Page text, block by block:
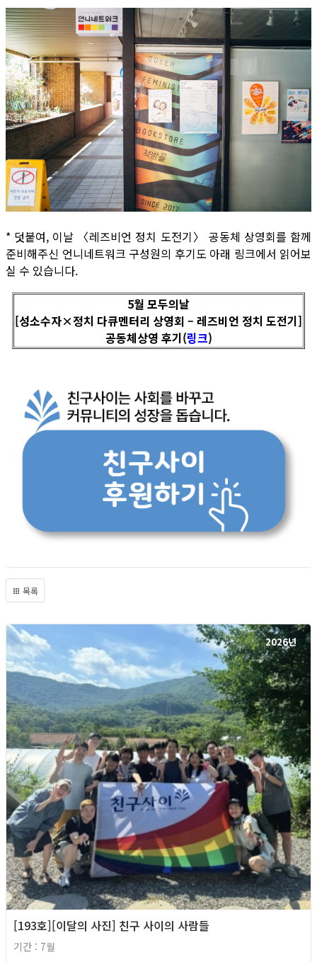
* 덧붙여, 이날 〈레즈비언 정치 도전기〉 공동체 상영회를 함께
준비해주신 언니네트워크 구성원의 후기도 아래 링크에서 읽어보
실 수 있습니다.
5월 모두의날
[성소수자×정치 다큐멘터리 상영회 – 레즈비언 정치 도전기]
공동체상영 후기(링크)
목록
2026년
[193호][이달의 사진] 친구 사이의 사람들
기간 : 7월